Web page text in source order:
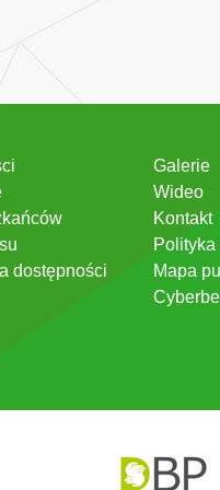
dostępności
Galerie
Wideo
Kontakt
Mapa